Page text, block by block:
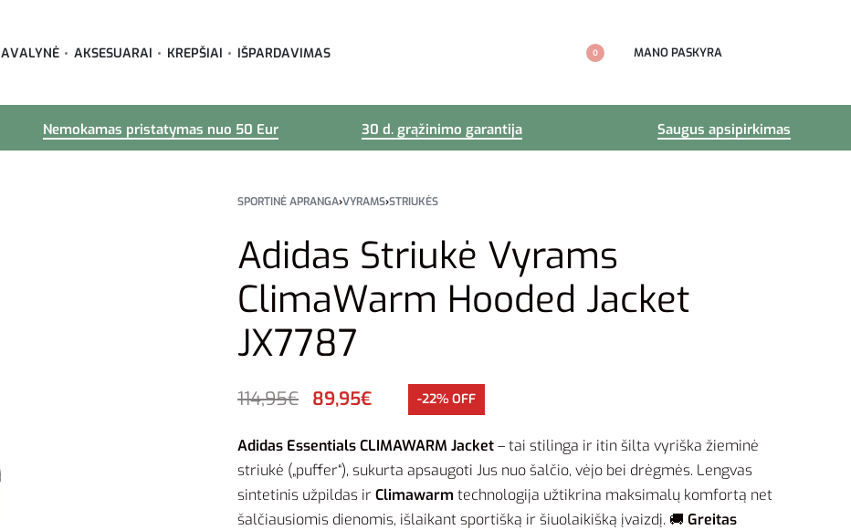
AVALYNĖ AKSESUARAI KREPŠIAI IŠPARDAVIMAS 0 MANO PASKYRA
Nemokamas pristatymas nuo 50 Eur 30 d. grąžinimo garantija Saugus apsipirkimas
SPORTINĖ APRANGA›VYRAMS›STRIUKĖS
Adidas Striukė Vyrams
ClimaWarm Hooded Jacket
JX7787
114,95€ 89,95€ -22% OFF
Adidas Essentials CLIMAWARM Jacket– tai stilinga ir itin šilta vyriška žieminė
striukė („puffer“), sukurta apsaugoti Jus nuo šalčio, vėjo bei drėgmės. Lengvas
sintetinis užpildas ir Climawarm technologija užtikrina maksimalų komfortą net
šalčiausiomis dienomis, išlaikant sportišką ir šiuolaikišką įvaizdį. 🚚 Greitas